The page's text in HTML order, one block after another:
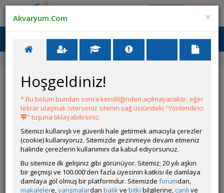
Ana Menü
Ana Sayfa
Forum Üye Profili
ÖZELLİKLER
Kullanıcı Adı:
Kaan Frt
Kullanıcı Grubu:
Forum Üyesi
Geri Bildirimleri:
0 adet mevcut.
Aldığı Beğeni:
230
×
Akvaryum.Com
Hoşgeldiniz!
* Bu bölüm bundan sonra kendiliğinden açılmayacaktır, eğer
tekrar ulaşmak isterseniz sitenin sağ üstündeki "Yönlendirici
" tuşuna tıklayabilirsiniz.
Sitemizi kullanışlı ve güvenli hale getirmek amacıyla çerezler
(cookie) kullanıyoruz. Sitemizde gezinmeye devam etmeniz
halinde çerezlerin kullanımını da kabul ediyorsunuz.
Bu sitemize ilk gelişiniz gibi görünüyor. Sitemiz; 20 yılı aşkın
bir geçmişi ve 100.000'den fazla üyesinin katkısı ile damlaya
damlaya göl olmuş bir platformdur. Sitemizde forumdan,
makalelere,yarışmalardan balıkve bitki bilgilerine, canlı ve